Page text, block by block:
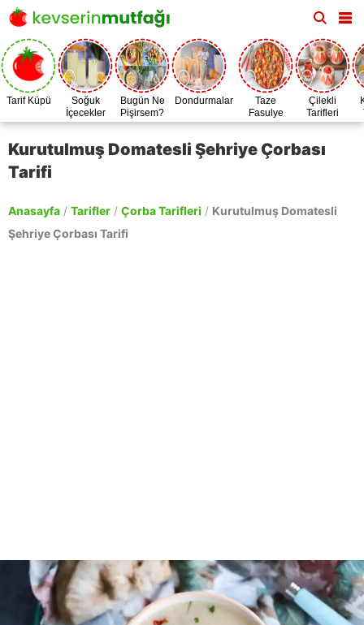
Tarif Küpü
Soğuk
İçecekler
Bugün Ne
Pişirsem?
Dondurmalar
Taze
Fasulye
Zamanı
Çilekli
Tarifleri
Kurutulmuş Domatesli Şehriye Çorbası
Tarifi
Anasayfa / Tarifler / Çorba Tarifleri / Kurutulmuş Domatesli
Şehriye Çorbası Tarifi